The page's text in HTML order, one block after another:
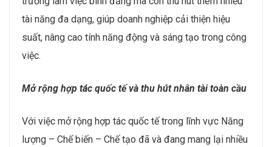
toàn và tuân thủ các tiêu chuẩn quốc tế về môi trường.
Những chuyên gia về an toàn môi trường, kỹ sư bảo trì
và chuyên viên quản lý rủi ro sẽ trở nên quan trọng hơn
bao giờ hết, khi các quy định và yêu cầu về môi trường
ngày càng trở nên khắt khe.
Tăng cường sáng kiến về đa dạng lực lượng lao động,
công bằng và hòa nhập (DEI)